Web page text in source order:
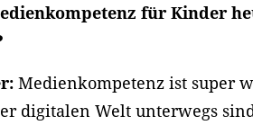
für Kinder
Medienkompetenz ist super
digitalen Welt unterwegs